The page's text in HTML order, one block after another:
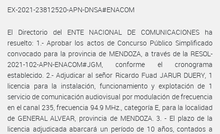
EX-2021-23812520-APN-DNSA#ENACOM
El Directorio del ENTE NACIONAL DE COMUNICACIONES ha
resuelto: 1.- Aprobar los actos de Concurso Público Simplificado
convocado para la provincia de MENDOZA, a través de la RESOL-
2021-102-APN-ENACOM#JGM, conforme el cronograma
establecido. 2.- Adjudicar al señor Ricardo Fuad JARUR DUERY, 1
licencia para la instalación, funcionamiento y explotación de 1
servicio de comunicación audiovisual por modulación de frecuencia
en el canal 235, frecuencia 94.9 MHz., categoría E, para la localidad
de GENERAL ALVEAR, provincia de MENDOZA. 3. - El plazo de la
licencia adjudicada abarcará un período de 10 años, contados a